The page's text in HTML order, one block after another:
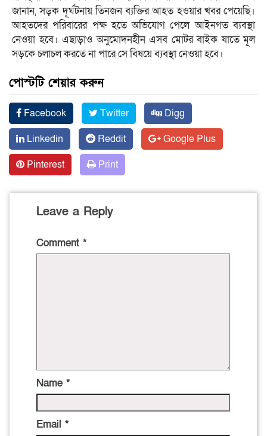
জানান, সড়ক দূর্ঘটনায় তিনজন ব্যক্তির আহত হওয়ার খবর পেয়েছি।
আহতদের পরিবারের পক্ষ হতে অভিযোগ পেলে আইনগত ব্যবস্থা
নেওয়া হবে। এছাড়াও অনুমোদনহীন এসব মোটর বাইক যাতে মূল
সড়কে চলাচল করতে না পারে সে বিষয়ে ব্যবস্থা নেওয়া হবে।
পোস্টটি শেয়ার করুন
Facebook Twitter
Digg
Linkedin
Reddit
Google Plus
Pinterest
Print
Leave a Reply
Comment *
Name *
Email *